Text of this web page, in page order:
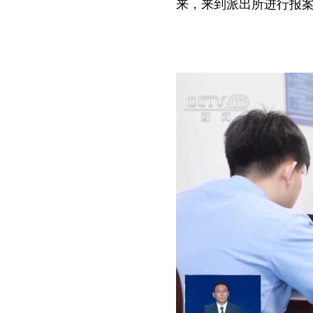
来，来到派出所进行报